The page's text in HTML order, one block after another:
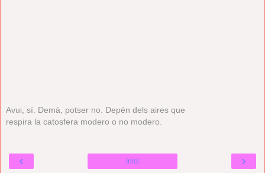
Avui, sí. Demà, potser no. Depèn dels aires que
respira la catosfera modero o no modero.
‹ ›
Inici